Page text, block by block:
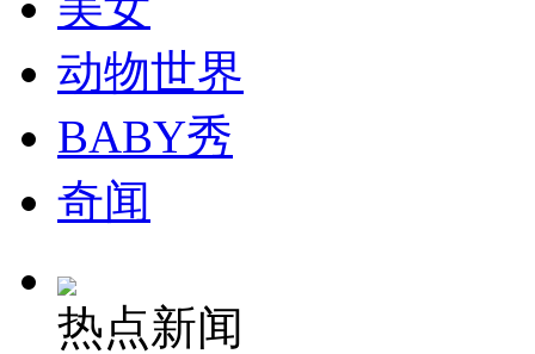
动物世界
BABY秀
奇闻
热点新闻